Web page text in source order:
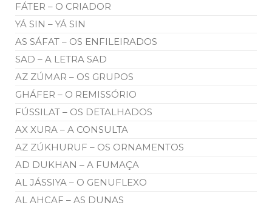
FÁTER – O CRIADOR
YÁ SIN – YÁ SIN
AS SÁFAT – OS ENFILEIRADOS
SAD – A LETRA SAD
AZ ZÚMAR – OS GRUPOS
GHÁFER – O REMISSÓRIO
FÚSSILAT – OS DETALHADOS
AX XURA – A CONSULTA
AZ ZÚKHURUF – OS ORNAMENTOS
AD DUKHAN – A FUMAÇA
AL JÁSSIYA – O GENUFLEXO
AL AHCAF – AS DUNAS